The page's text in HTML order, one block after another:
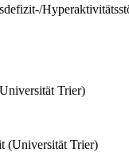
Trier)
(Universität Trier)